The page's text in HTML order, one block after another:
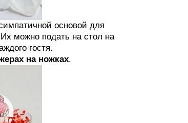
основой для
можно подать на стол на
гостя.
на ножках.